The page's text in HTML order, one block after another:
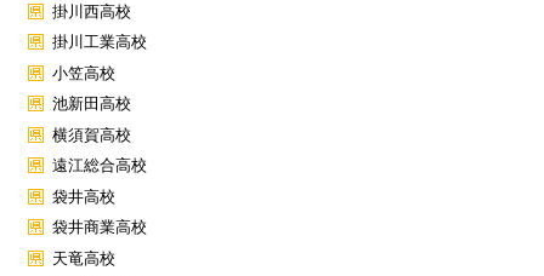
掛川西高校
掛川工業高校
小笠高校
池新田高校
横須賀高校
遠江総合高校
袋井高校
袋井商業高校
天竜高校